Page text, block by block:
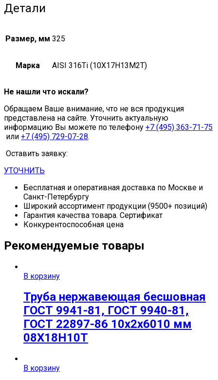
325х8
quantity
Детали
Размер, мм 325
Марка AISI 316Ti (10Х17Н13М2Т)
Не нашли что искали?
Обращаем Ваше внимание, что не вся продукция
представлена на сайте. Уточнить актуальную
информацию Вы можете по телефону +7 (495) 363-71-75
или +7 (495) 729-07-28.
Оставить заявку:
УТОЧНИТЬ
Бесплатная и оперативная доставка по Москве и
Санкт-Петербургу
Широкий ассортимент продукции (9500+ позиций)
Гарантия качества товара. Сертификат
Конкурентоспособная цена
Рекомендуемые товары
В корзину
Труба нержавеющая бесшовная
ГОСТ 9941-81, ГОСТ 9940-81,
ГОСТ 22897-86 10х2х6010 мм
08Х18Н10Т
В корзину